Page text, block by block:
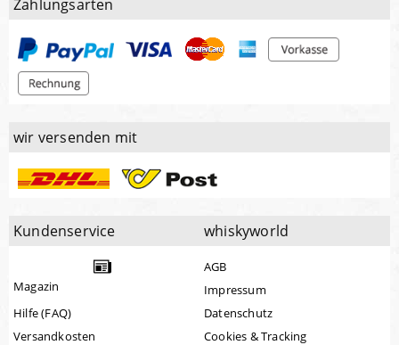
Zahlungsarten
wir versenden mit
Kundenservice
Magazin
Hilfe (FAQ)
Versandkosten
whiskyworld
AGB
Impressum
Datenschutz
Cookies & Tracking